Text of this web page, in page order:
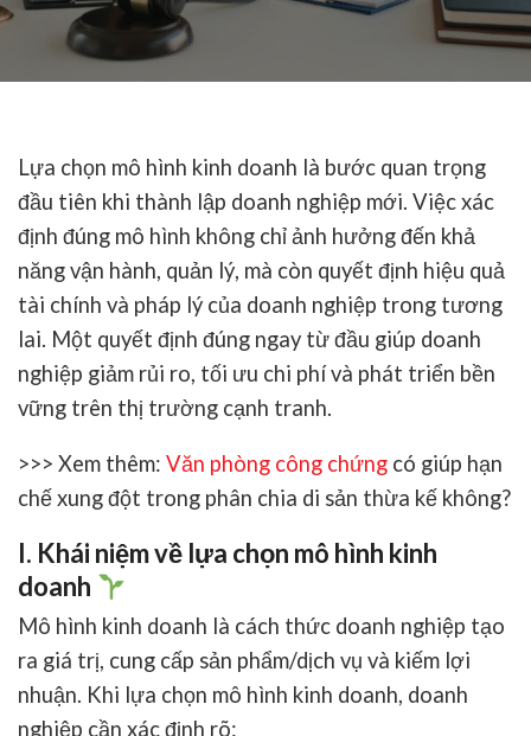
Lựa chọn mô hình kinh doanh là bước quan trọng
đầu tiên khi thành lập doanh nghiệp mới. Việc xác
định đúng mô hình không chỉ ảnh hưởng đến khả
năng vận hành, quản lý, mà còn quyết định hiệu quả
tài chính và pháp lý của doanh nghiệp trong tương
lai. Một quyết định đúng ngay từ đầu giúp doanh
nghiệp giảm rủi ro, tối ưu chi phí và phát triển bền
vững trên thị trường cạnh tranh.
>>> Xem thêm: Văn phòng công chứng có giúp hạn
chế xung đột trong phân chia di sản thừa kế không?
I. Khái niệm về lựa chọn mô hình kinh
doanh
Mô hình kinh doanh là cách thức doanh nghiệp tạo
ra giá trị, cung cấp sản phẩm/dịch vụ và kiếm lợi
nhuận. Khi lựa chọn mô hình kinh doanh, doanh
nghiệp cần xác định rõ: